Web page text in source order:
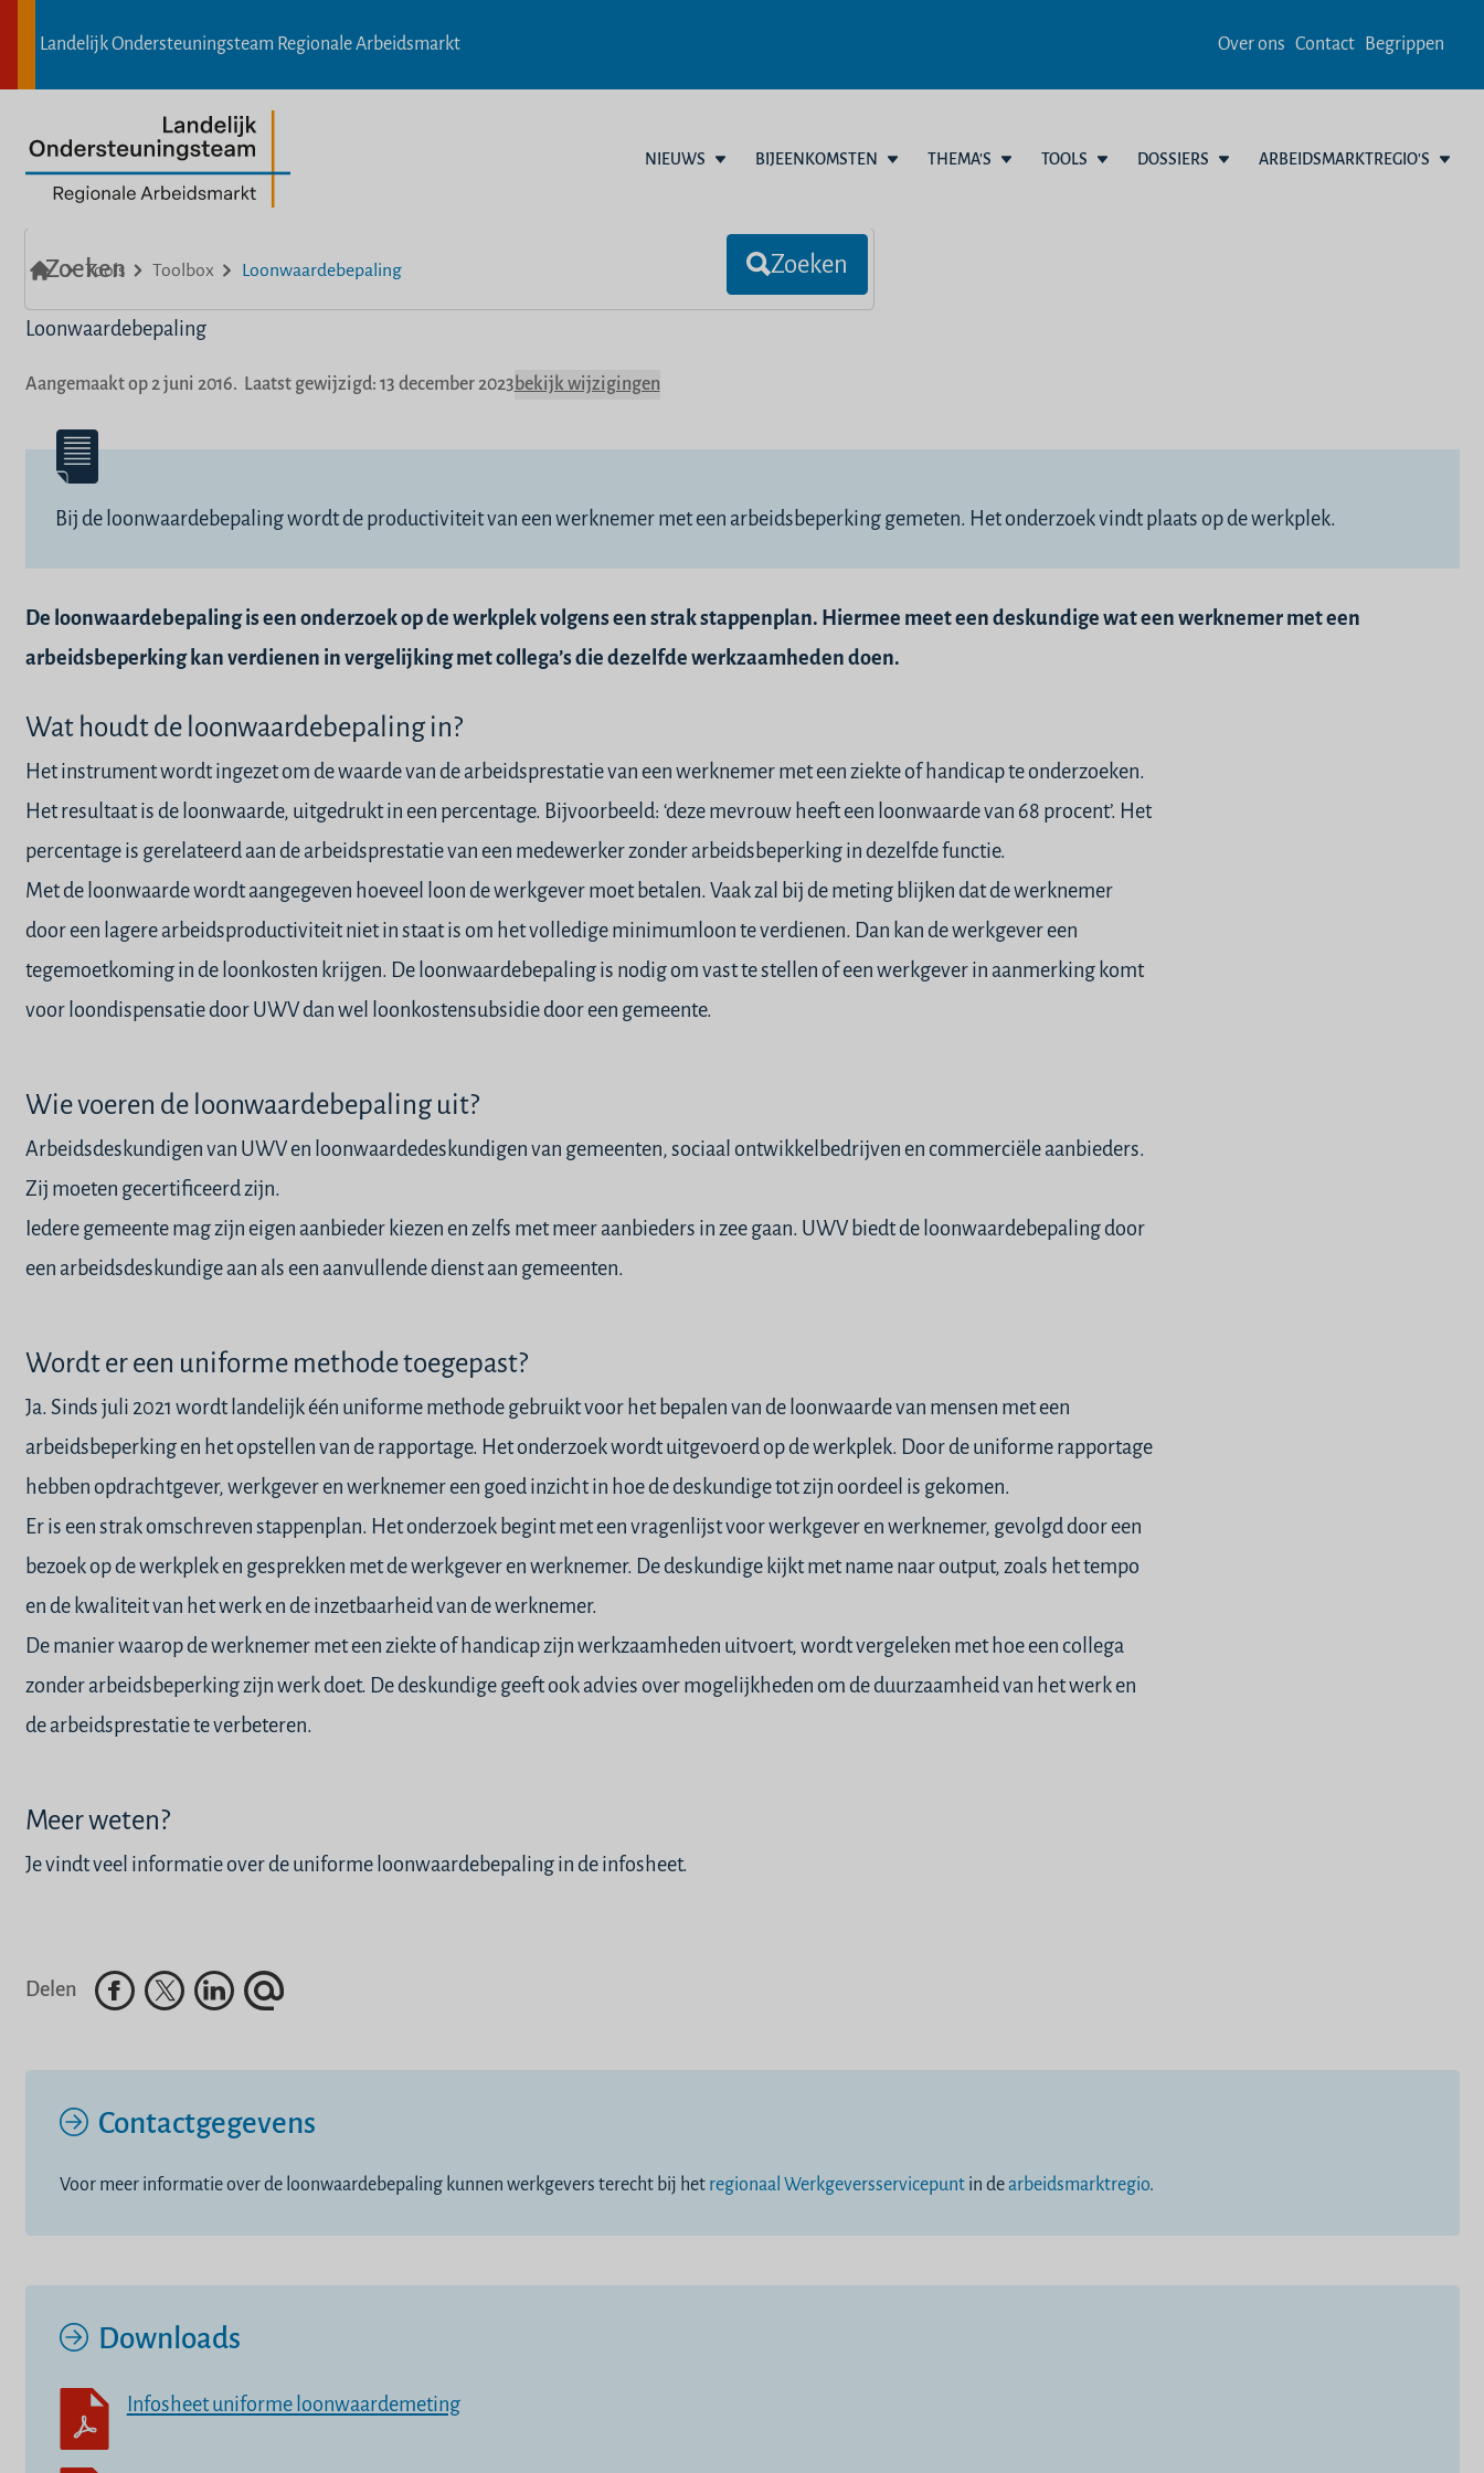
inhoud
gaan
Landelijk Ondersteuningsteam Regionale Arbeidsmarkt Over ons Contact Begrippen
home
NIEUWS BIJEENKOMSTEN THEMA'S TOOLS DOSSIERS ARBEIDSMARKTREGIO'S
Zoeken
home
Tools Toolbox Loonwaardebepaling
Loonwaardebepaling
Aangemaakt op 2 juni 2016. Laatst gewijzigd: 13 december 2023 bekijk wijzigingen
Bij de loonwaardebepaling wordt de productiviteit van een werknemer met een arbeidsbeperking gemeten. Het onderzoek vindt plaats op de werkplek.
De loonwaardebepaling is een onderzoek op de werkplek volgens een strak stappenplan. Hiermee meet een deskundige wat een werknemer met een
arbeidsbeperking kan verdienen in vergelijking met collega’s die dezelfde werkzaamheden doen.
Wat houdt de loonwaardebepaling in?
Het instrument wordt ingezet om de waarde van de arbeidsprestatie van een werknemer met een ziekte of handicap te onderzoeken.
Het resultaat is de loonwaarde, uitgedrukt in een percentage. Bijvoorbeeld: ‘deze mevrouw heeft een loonwaardevan 68 procent’. Het
percentage is gerelateerd aan de arbeidsprestatie van een medewerker zonder arbeidsbeperking in dezelfde functie.
Met de loonwaardewordt aangegeven hoeveel loon de werkgever moet betalen. Vaak zal bij de meting blijken dat de werknemer
door een lagere arbeidsproductiviteit niet in staat is om het volledige minimumloon te verdienen. Dan kan de werkgever een
tegemoetkoming in de loonkosten krijgen. De loonwaardebepaling is nodig om vast te stellen of een werkgever in aanmerking komt
voor loondispensatiedoor UWVdan wel loonkostensubsidiedoor een gemeente.
Wie voeren de loonwaardebepaling uit?
Arbeidsdeskundigen van UWVen loonwaardedeskundigen van gemeenten, sociaal ontwikkelbedrijven en commerciële aanbieders.
Zij moeten gecertificeerd zijn.
Iedere gemeente mag zijn eigen aanbieder kiezen en zelfs met meer aanbieders in zee gaan. UWVbiedt de loonwaardebepaling door
een arbeidsdeskundige aan als een aanvullende dienstaan gemeenten.
Wordt er een uniforme methode toegepast?
Ja. Sinds juli 2021 wordt landelijk één uniforme methode gebruikt voor het bepalen van de loonwaardevan mensen met een
arbeidsbeperking en het opstellen van de rapportage. Het onderzoek wordt uitgevoerd op de werkplek. Door de uniforme rapportage
hebben opdrachtgever, werkgever en werknemer een goed inzicht in hoe de deskundige tot zijn oordeel is gekomen.
Er is een strak omschreven stappenplan. Het onderzoek begint met een vragenlijst voor werkgever en werknemer, gevolgd door een
bezoek op de werkplek en gesprekken met de werkgever en werknemer. De deskundige kijkt met name naar output, zoals het tempo
en de kwaliteit van het werk en de inzetbaarheidvan de werknemer.
De manier waarop de werknemer met een ziekte of handicap zijn werkzaamheden uitvoert, wordt vergeleken met hoe een collega
zonder arbeidsbeperking zijn werk doet. De deskundige geeft ook advies over mogelijkheden om de duurzaamheid van het werk en
de arbeidsprestatie te verbeteren.
Meer weten?
Je vindt veel informatie over de uniforme loonwaardebepaling in de infosheet.
Delen FacebookTwitterLinkedInE-mailadres
Contactgegevens
Voor meer informatie over de loonwaardebepaling kunnen werkgevers terecht bij het regionaal Werkgeversservicepunt in dearbeidsmarktregio.
Downloads
Infosheet uniforme loonwaardemeting